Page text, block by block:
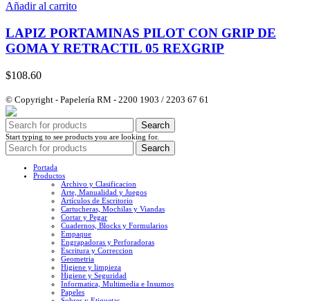
Añadir al carrito
LAPIZ PORTAMINAS PILOT CON GRIP DE
GOMA Y RETRACTIL 05 REXGRIP
$108.60
© Copyright - Papelería RM - 2200 1903 / 2203 67 61
Search
Start typing to see products you are looking for.
Search
Portada
Productos
Archivo y Clasificacion
Arte, Manualidad y Juegos
Artículos de Escritorio
Cartucheras, Mochilas y Viandas
Cortar y Pegar
Cuadernos, Blocks y Formularios
Empaque
Engrapadoras y Perforadoras
Escritura y Correccion
Geometria
Higiene y limpieza
Higiene y Seguridad
Informatica, Multimedia e Insumos
Papeles